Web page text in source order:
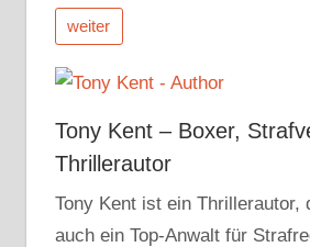
weiter
Tony Kent – Boxer,
Thrillerautor
Tony Kent ist ein Thrillerautor,
auch ein Top-Anwalt für